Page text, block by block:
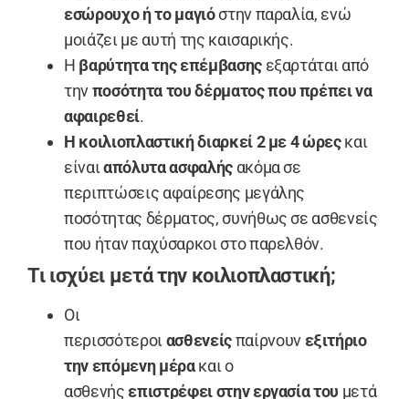
εσώρουχο ή το μαγιόστην παραλία, ενώ
μοιάζει με αυτή της καισαρικής.
Η βαρύτητα της επέμβασης εξαρτάται από
τηνποσότητα του δέρματοςπου πρέπει να
αφαιρεθεί.
Η κοιλιοπλαστική διαρκεί 2 με 4 ώρεςκαι
είναιαπόλυτα ασφαλήςακόμα σε
περιπτώσεις αφαίρεσης μεγάλης
ποσότητας δέρματος, συνήθως σε ασθενείς
που ήταν παχύσαρκοι στο παρελθόν.
Τι ισχύει μετά την κοιλιοπλαστική;
Οι
περισσότεροιασθενείςπαίρνουν εξιτήριο
την επόμενη μέρακαι ο
ασθενής επιστρέφει στην εργασία του μετά